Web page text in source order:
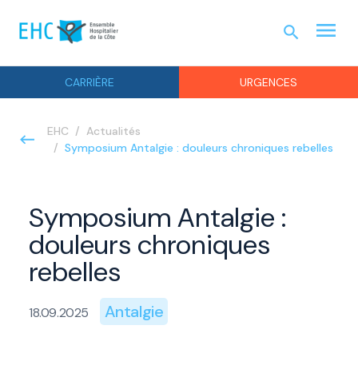
CARRIÈRE URGENCES
search menu
EHC
Actualités
Symposium Antalgie : douleurs chroniques rebelles
Symposium Antalgie :
douleurs chroniques
rebelles
18.09.2025 Antalgie